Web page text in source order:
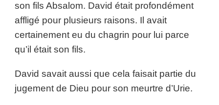
son fils Absalom. David était profondément
affligé pour plusieurs raisons. Il avait
certainement eu du chagrin pour lui parce
qu’il était son fils.
David savait aussi que cela faisait partie du
jugement de Dieu pour son meurtre d’Urie.